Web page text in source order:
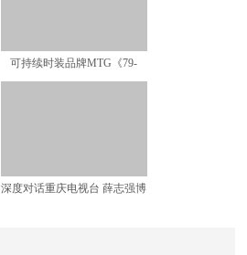
可持续时装品牌MTG《79-
深度对话重庆电视台 薛志强博